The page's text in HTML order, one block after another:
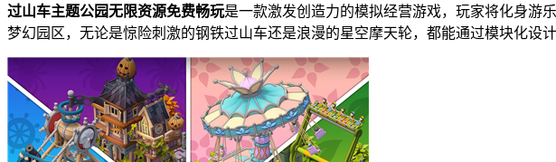
过山车主题公园无限资源免费畅玩是一款激发创造力的模拟经营游戏，玩家将化身游
梦幻园区，无论是惊险刺激的钢铁过山车还是浪漫的星空摩天轮，都能通过模块化设计